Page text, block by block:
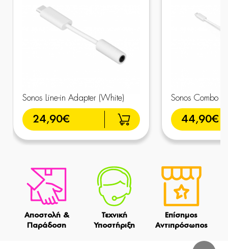
Sonos Line-in Adapter (White)
24,90€
Sonos Combo
44,90€
Αποστολή &
Παράδοση
Τεχνική
Υποστήριξη
Επίσημος
Αντιπρόσωπος